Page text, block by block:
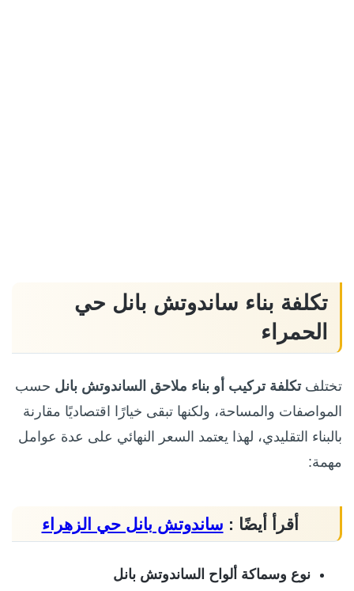
تكلفة بناء ساندوتش بانل حي
الحمراء
تختلفتكلفة تركيب أو بناء ملاحق الساندوتش بانل حسب
المواصفات والمساحة، ولكنها تبقى خيارًا اقتصاديًا مقارنة
بالبناء التقليدي، لهذا يعتمد السعر النهائي على عدة عوامل
مهمة:
أقرأ أيضًا : ساندوتش بانل حي الزهراء
نوع وسماكة ألواح الساندوتش بانل